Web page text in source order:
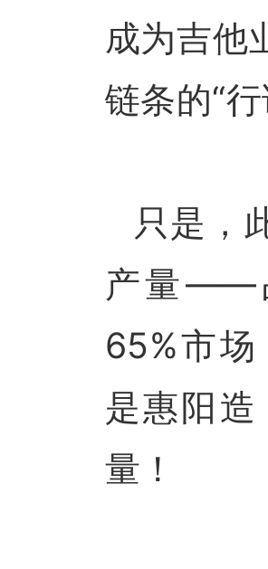
成为吉他
链条的“
只是，
产量——
65%市
是惠阳
量！